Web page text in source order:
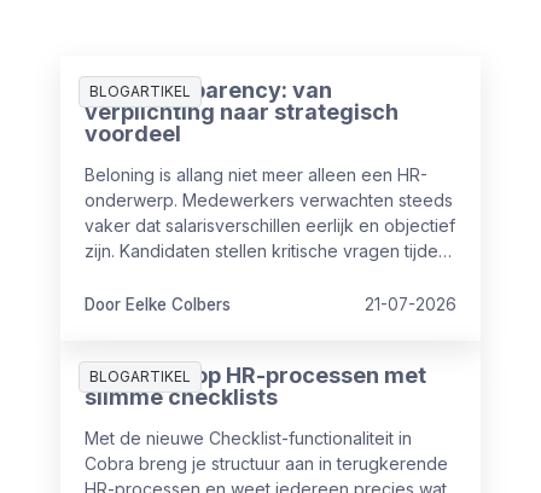
BLOGARTIKEL
Pay Transparency: van
verplichting naar strategisch
voordeel
Beloning is allang niet meer alleen een HR-
onderwerp. Medewerkers verwachten steeds
vaker dat salarisverschillen eerlijk en objectief
zijn. Kandidaten stellen kritische vragen tijdens
nemen de eisen rondom transparantie toe.
Door Eelke Colbers 21-07-2026
BLOGARTIKEL
Meer grip op HR-processen met
slimme checklists
Met de nieuwe Checklist-functionaliteit in
Cobra breng je structuur aan in terugkerende
HR-processen en weet iedereen precies wat